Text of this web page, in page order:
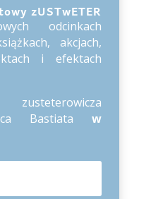
zUSTwETER
odcinkach
akcjach,
i efektach
Bastiataw